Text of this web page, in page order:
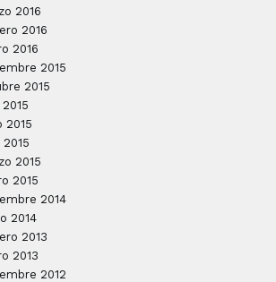
2016
2016
2016
2015
2015
2015
2015
2015
2014
2014
2013
2013
2012